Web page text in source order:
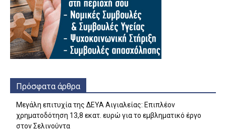
Πρόσφατα άρθρα
Μεγάλη επιτυχία της ΔΕΥΑ Αιγιαλείας: Επιπλέον
χρηματοδότηση 13,8 εκατ. ευρώ για το εμβληματικό έργο
στον Σελινούντα